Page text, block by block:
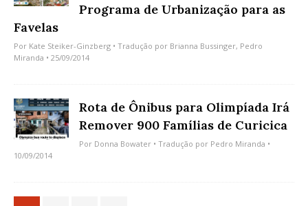
Programa de Urbanização para as
Favelas
Por Kate Steiker-Ginzberg • Tradução por Brianna Bussinger, Pedro
Miranda • 25/09/2014
Rota de Ônibus para Olimpíada Irá
Remover 900 Famílias de Curicica
Por Donna Bowater • Tradução por Pedro Miranda •
10/09/2014